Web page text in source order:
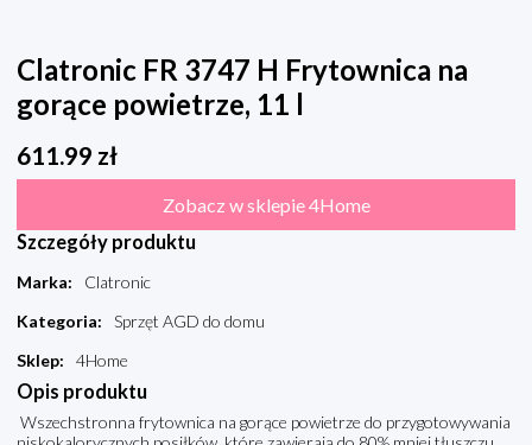
Clatronic FR 3747 H Frytownica na
gorące powietrze, 11 l
611.99 zł
Zobacz w sklepie 4Home
Szczegóły produktu
Marka:
Clatronic
Kategoria:
Sprzęt AGD do domu
Sklep: 4Home
Opis produktu
Wszechstronna frytownica na gorące powietrze do przygotowywania